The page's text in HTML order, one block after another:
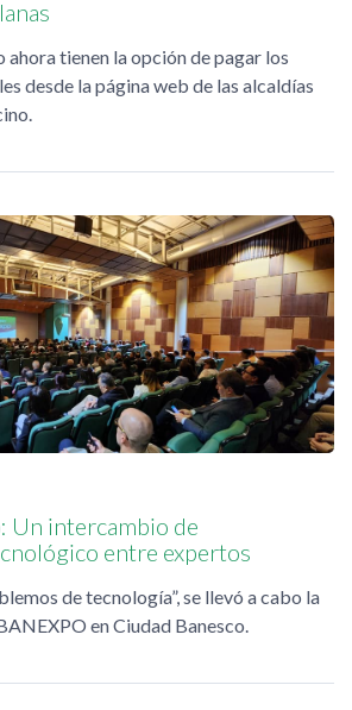
ahora tienen la opción de pagar los
desde la página web de las alcaldías
Un intercambio de
entre expertos
de tecnología”, se llevó a cabo la
en Ciudad Banesco.